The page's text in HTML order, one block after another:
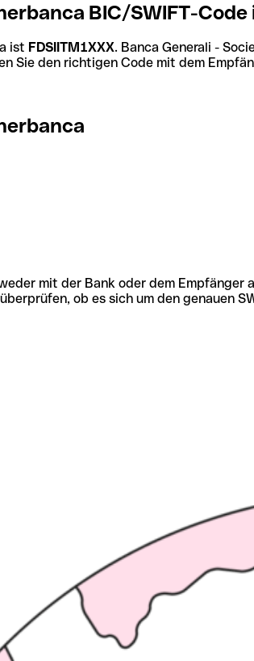
BIC/SWIFT-Code
ist FDSIITM1XXX. Banca Generali -
Sie den richtigen Code mit dem
mit der Bank oder dem
ob es sich um den genauen